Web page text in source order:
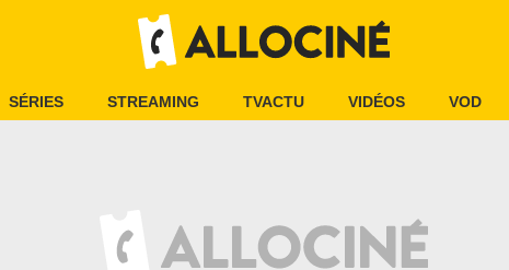
SÉRIES STREAMING TVACTU VIDÉOS VOD